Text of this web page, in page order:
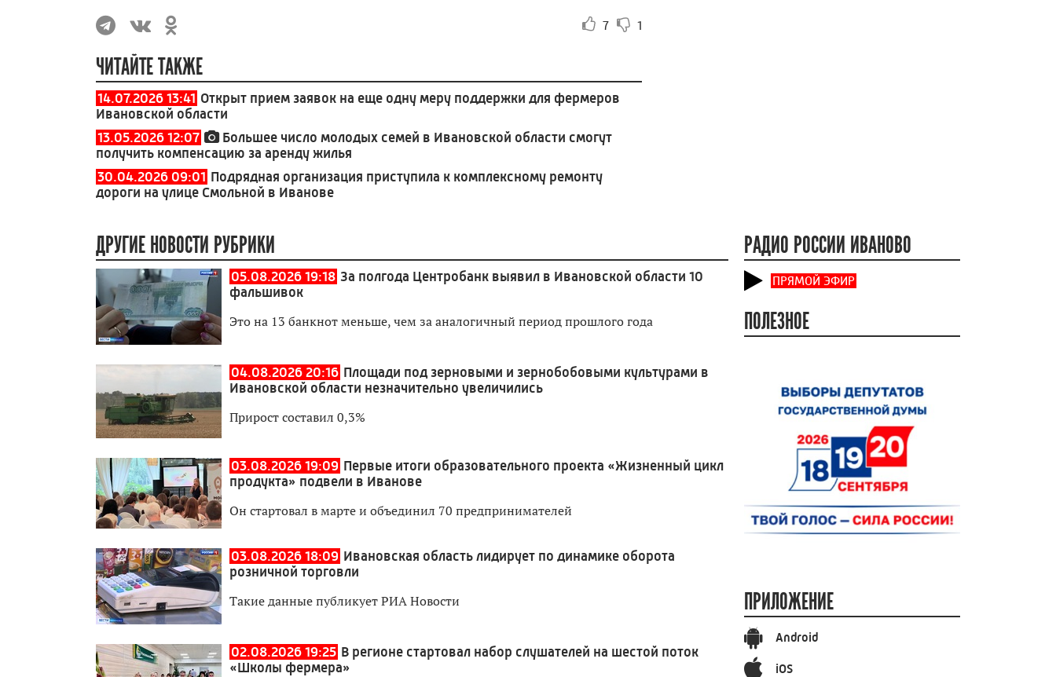
7 1
ЧИТАЙТЕ ТАКЖЕ
14.07.2026 13:41 Открыт прием заявок на еще одну меру поддержки для фермеров
Ивановской области
13.05.2026 12:07
Большее число молодых семей в Ивановской области смогут
получить компенсацию за аренду жилья
30.04.2026 09:01 Подрядная организация приступила к комплексному ремонту
дороги на улице Смольной в Иванове
ДРУГИЕ НОВОСТИ РУБРИКИ
05.08.2026 19:18 За полгода Центробанк выявил в Ивановской области 10
фальшивок
Это на 13 банкнот меньше, чем за аналогичный период прошлого года
04.08.2026 20:16 Площади под зерновыми и зернобобовыми культурами в
Ивановской области незначительно увеличились
Прирост составил 0,3%
03.08.2026 19:09 Первые итоги образовательного проекта «Жизненный цикл
продукта» подвели в Иванове
Он стартовал в марте и объединил 70 предпринимателей
03.08.2026 18:09 Ивановская область лидирует по динамике оборота
розничной торговли
Такие данные публикует РИА Новости
02.08.2026 19:25 В регионе стартовал набор слушателей на шестой поток
«Школы фермера»
РАДИО РОССИИ ИВАНОВО
ПРЯМОЙ ЭФИР
ПОЛЕЗНОЕ
ПРИЛОЖЕНИЕ
Android
iOS